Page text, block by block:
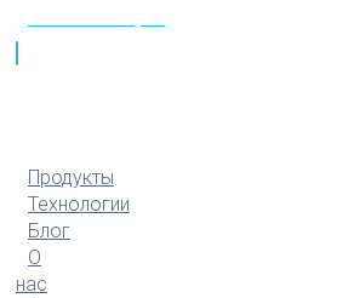
Продукты
Технологии
Блог
О
нас